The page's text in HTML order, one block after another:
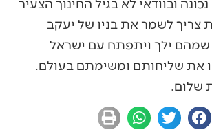
ובוודאי לא בגיל החינוך הצעיר
צריך לשמר את בניו של יעקב
שמהם ילך ויתפתח עם ישראל
את שליחותם ומשימתם בעולם.
שלום.